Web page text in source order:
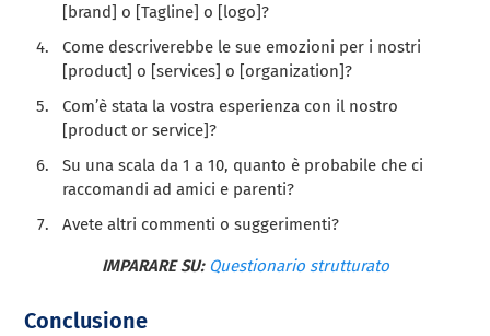
[brand] o [Tagline] o [logo]?
Come descriverebbe le sue emozioni per i nostri
[product] o [services] o [organization]?
Com’è stata la vostra esperienza con il nostro
[product or service]?
Su una scala da 1 a 10, quanto è probabile che ci
raccomandi ad amici e parenti?
Avete altri commenti o suggerimenti?
IMPARARE SU: Questionario strutturato
Conclusione